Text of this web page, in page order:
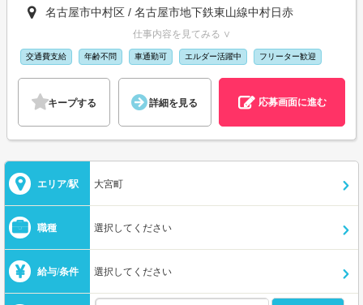
名古屋市中村区 / 名古屋市地下鉄東山線中村日赤
仕事内容を見てみる ∨
交通費支給 年齢不問 車通勤可 エルダー活躍中 フリーター歓迎
キープする 詳細を見る 応募画面に進む
エリア/駅 大宮町
職種 選択してください
給与/条件 選択してください